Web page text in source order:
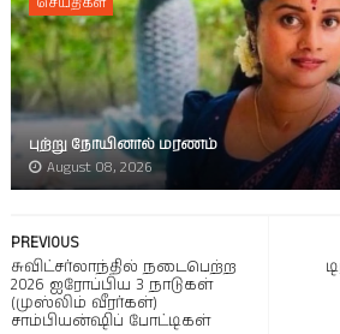
புற்று நோயினால் மரணம்
August 08, 2026
PREVIOUS
சுவிட்சர்லாந்தில் நடைபெற்ற
2026 ஐரோப்பிய 3 நாடுகள்
(முஸ்லிம் வீரர்கள்)
சாம்பியன்ஷிப் போட்டிகள்